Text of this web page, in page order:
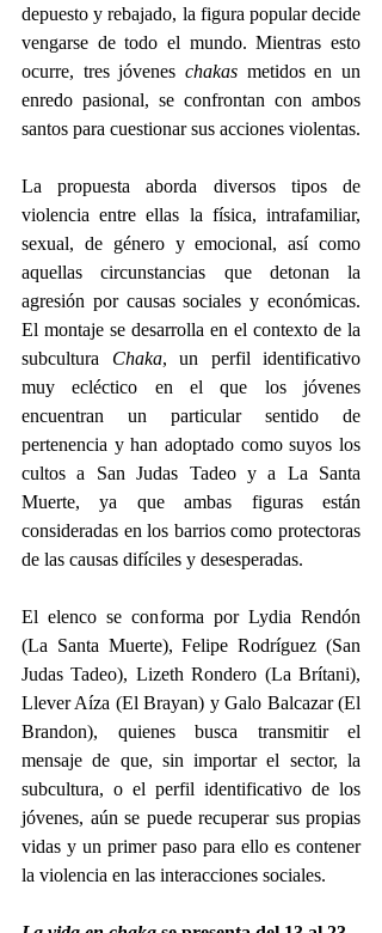
depuesto y rebajado, la figura popular decide
vengarse de todo el mundo. Mientras esto
ocurre, tres jóvenes chakas metidos en un
enredo pasional, se confrontan con ambos
santos para cuestionar sus acciones violentas.
La propuesta aborda diversos tipos de
violencia entre ellas la física, intrafamiliar,
sexual, de género y emocional, así como
aquellas circunstancias que detonan la
agresión por causas sociales y económicas.
El montaje se desarrolla en el contexto de la
subcultura Chaka, un perfil identificativo
muy ecléctico en el que los jóvenes
encuentran un particular sentido de
pertenencia y han adoptado como suyos los
cultos a San Judas Tadeo y a La Santa
Muerte, ya que ambas figuras están
consideradas en los barrios como protectoras
de las causas difíciles y desesperadas.
El elenco se conforma por Lydia Rendón
(La Santa Muerte), Felipe Rodríguez (San
Judas Tadeo), Lizeth Rondero (La Brítani),
Llever Aíza (El Brayan) y Galo Balcazar (El
Brandon), quienes busca transmitir el
mensaje de que, sin importar el sector, la
subcultura, o el perfil identificativo de los
jóvenes, aún se puede recuperar sus propias
vidas y un primer paso para ello es contener
la violencia en las interacciones sociales.